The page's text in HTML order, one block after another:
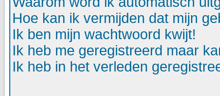
Hoe kan ik vermijden dat mijn
Ik ben mijn wachtwoord kwijt!
Ik heb me geregistreerd maar
Ik heb in het verleden